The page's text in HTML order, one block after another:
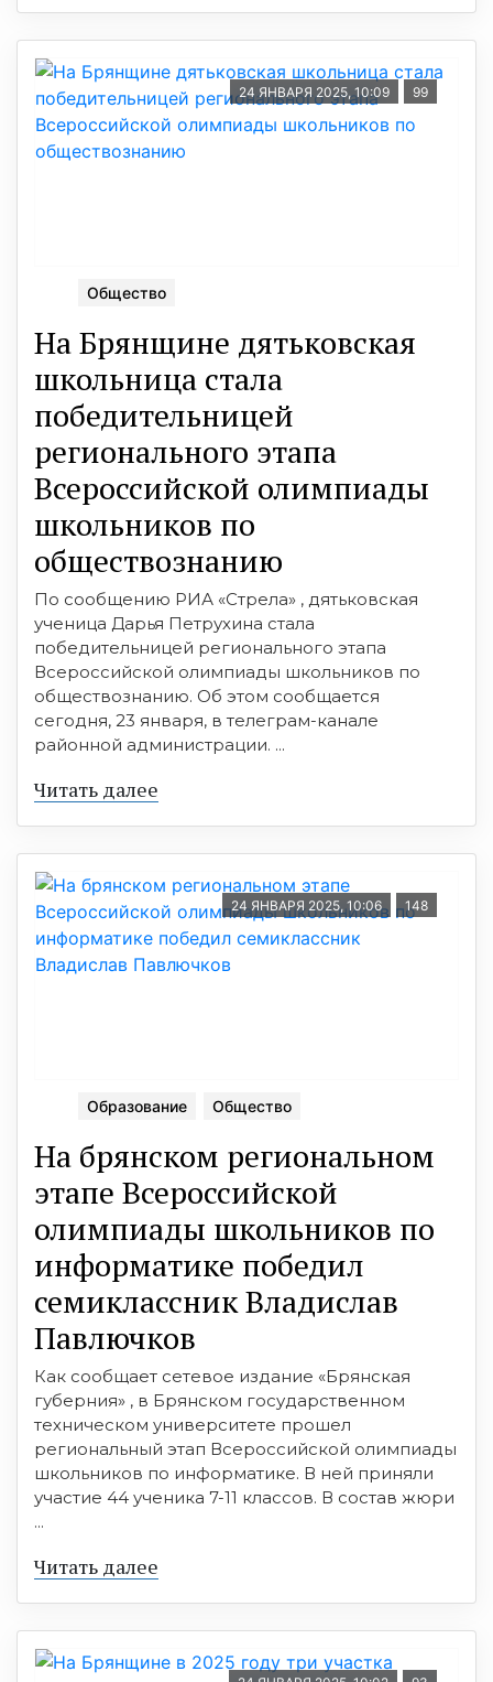
24 ЯНВАРЯ 2025, 10:09 99
Общество
На Брянщине дятьковская
школьница стала
победительницей
регионального этапа
Всероссийской олимпиады
школьников по
обществознанию
По сообщению РИА «Стрела» , дятьковская
ученица Дарья Петрухина стала
победительницей регионального этапа
Всероссийской олимпиады школьников по
обществознанию. Об этом сообщается
сегодня, 23 января, в телеграм-канале
районной администрации. ...
Читать далее
24 ЯНВАРЯ 2025, 10:06 148
Образование Общество
На брянском региональном
этапе Всероссийской
олимпиады школьников по
информатике победил
семиклассник Владислав
Павлючков
Как сообщает сетевое издание «Брянская
губерния» , в Брянском государственном
техническом университете прошел
региональный этап Всероссийской олимпиады
школьников по информатике. В ней приняли
участие 44 ученика 7-11 классов. В состав жюри
...
Читать далее